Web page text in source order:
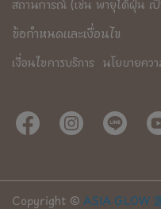
ข้อกำหนดและเงื่อนไข
เงื่อนไขการบริการ นโยบายคว
Copyright © ASIA GLOW